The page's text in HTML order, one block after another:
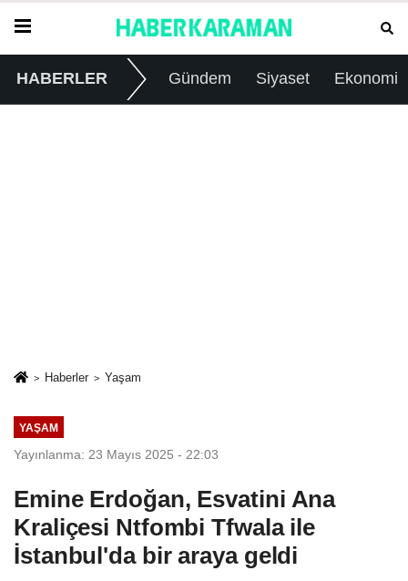
HABERLER Gündem Siyaset Ekonomi
Haberler Yaşam
YAŞAM
Yayınlanma: 23 Mayıs 2025 - 22:03
Emine Erdoğan, Esvatini Ana
Kraliçesi Ntfombi Tfwala ile
İstanbul'da bir araya geldi